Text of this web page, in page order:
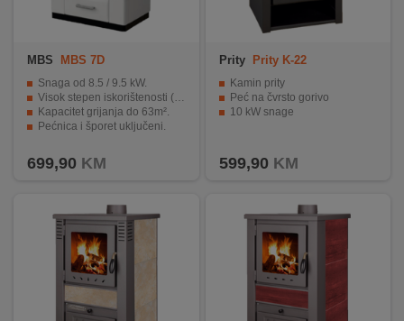
MBS MBS 7D
Snaga od 8.5 / 9.5 kW.
Visok stepen iskorištenosti (83%).
Kapacitet grijanja do 63m².
Pećnica i šporet uključeni.
699,90 KM
Prity Prity K-22
Kamin prity
Peć na čvrsto gorivo
10 kW snage
599,90 KM